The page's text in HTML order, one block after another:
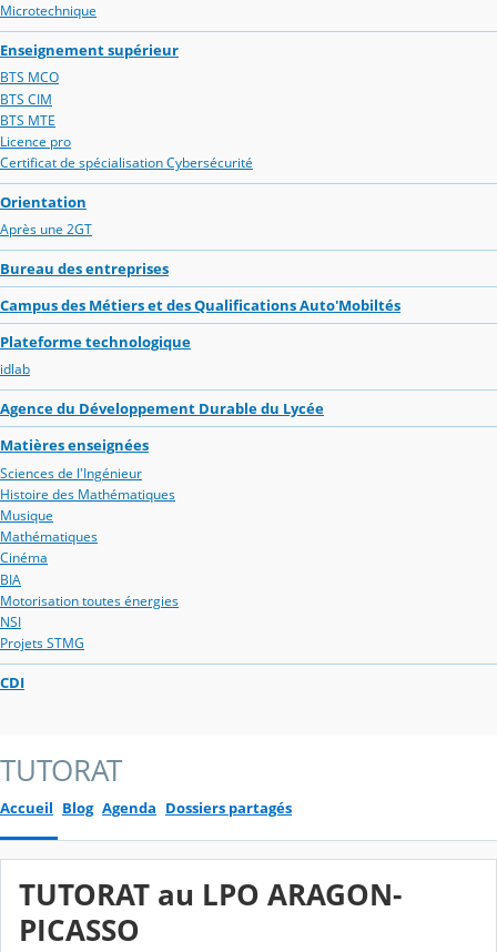
Microtechnique
Enseignement supérieur
BTS MCO
BTS CIM
BTS MTE
Licence pro
Certificat de spécialisation Cybersécurité
Orientation
Après une 2GT
Bureau des entreprises
Campus des Métiers et des Qualifications Auto'Mobiltés
Plateforme technologique
idlab
Agence du Développement Durable du Lycée
Matières enseignées
Sciences de l'Ingénieur
Histoire des Mathématiques
Musique
Mathématiques
Cinéma
BIA
Motorisation toutes énergies
NSI
Projets STMG
CDI
TUTORAT
Accueil Blog Agenda Dossiers partagés
TUTORAT au LPO ARAGON-
PICASSO